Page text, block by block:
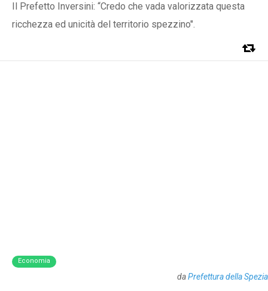
Il Prefetto Inversini: “Credo che vada valorizzata questa
ricchezza ed unicità del territorio spezzino".
Economia
daPrefettura della Spezia